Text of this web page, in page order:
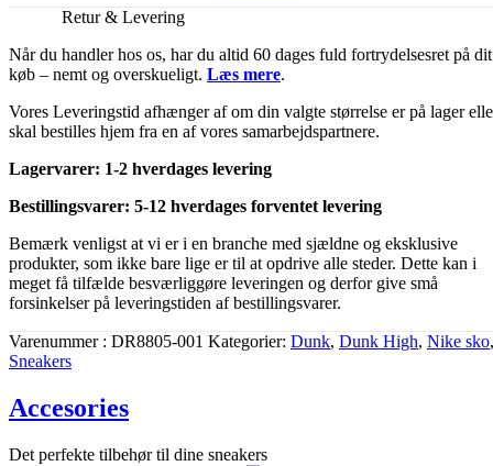
Retur & Levering
Når du handler hos os, har du altid 60 dages fuld fortrydelsesret på dit
køb – nemt og overskueligt. Læs mere.
Vores Leveringstid afhænger af om din valgte størrelse er på lager
skal bestilles hjem fra en af vores samarbejdspartnere.
Lagervarer: 1-2 hverdages levering
Bestillingsvarer: 5-12 hverdages forventet levering
Bemærk venligst at vi er i en branche med sjældne og eksklusive
produkter, som ikke bare lige er til at opdrive alle steder. Dette kan i
meget få tilfælde besværliggøre leveringen og derfor give små
forsinkelser på leveringstiden af bestillingsvarer.
Varenummer DR8805-001 Kategorier Dunk, Dunk High, Nike sko,
Sneakers
Accesories
Det perfekte tilbehør til dine sneakers